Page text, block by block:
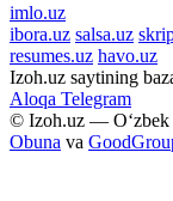
imlo.uz
ibora.uz salsa.uz
resumes.uz havo.uz
Izoh.uz saytining
Aloqa Telegram
© Izoh.uz — O‘zbek
Obuna va